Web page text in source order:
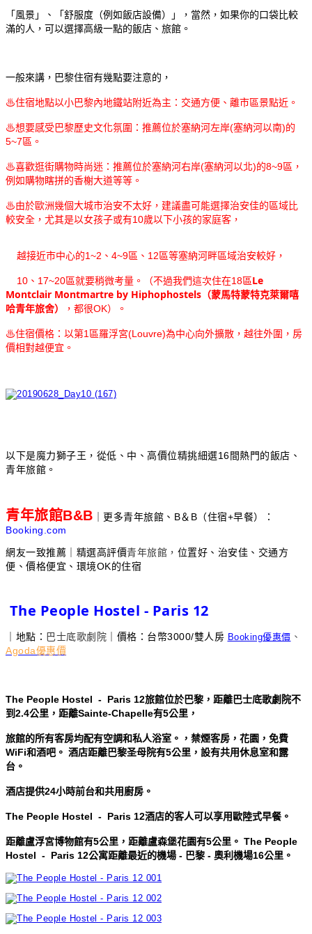
「風景」、「舒服度（例如飯店設備）」，當然，如果你的口袋比較
滿的人，可以選擇高級一點的飯店、旅館。
一般來講，巴黎住宿有幾點要注意的，
♨住宿地點以小巴黎內地鐵站附近為主：交通方便、離市區景點近。
♨想要感受巴黎歷史文化氛圍：推薦位於塞納河左岸(塞納河以南)的
5~7區。
♨喜歡逛街購物時尚迷：推薦位於塞納河右岸(塞納河以北)的8~9區，
例如購物瞎拼的香榭大道等等。
♨由於歐洲幾個大城市治安不太好，建議盡可能選擇治安佳的區域比
較安全，尤其是以女孩子或有10歲以下小孩的家庭客，
越接近市中心的1~2、4~9區、12區等塞納河畔區域治安較好，
10、17~20區就要稍微考量。（不過我們這次住在18區Le
Montclair Montmartre by Hiphophostels （蒙馬特蒙特克萊爾嘻
哈青年旅舍）
，都很OK）。
♨住宿價格：以第1區羅浮宮(Louvre)為中心向外擴散，越往外圍，房
價相對越便宜。
以下是魔力獅子王，從低、中、高價位精挑細選16間熱門的飯店、
青年旅館。
青年旅館B&B
更多青年旅館、B＆B（住宿+早餐）：
Booking.com
網友一致推薦｜精選高評價青年旅館， 位置好、治安佳、交通方
便、價格便宜、環境OK的住宿
The People Hostel - Paris 12
｜地點： 巴士底歌劇院 ｜價格：台幣3000/雙人房 Booking優惠價 、
Agoda優惠價
The People Hostel - Paris 12旅館位於巴黎，距離巴士底歌劇院不
到2.4公里，距離Sainte-Chapelle有5公里，
旅館的所有客房均配有空調和私人浴室。，禁煙客房，花園，免費
WiFi和酒吧。 酒店距離巴黎圣母院有5公里，設有共用休息室和露
台。
酒店提供24小時前台和共用廚房。
The People Hostel - Paris 12酒店的客人可以享用歐陸式早餐。
距離盧浮宮博物館有5公里，距離盧森堡花園有5公里。 The People
Hostel - Paris 12公寓距離最近的機場 - 巴黎 - 奧利機場16公里。